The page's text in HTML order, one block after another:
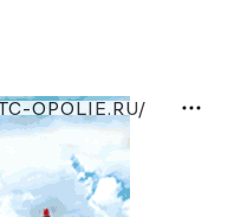
OPOLIE.RU/